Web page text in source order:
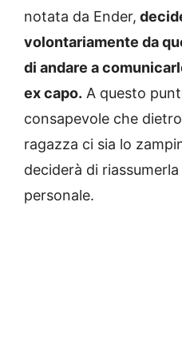
notata da Ender,
volontariamente da
di andare a
ex capo. A questo
consapevole che
ragazza ci sia lo
deciderà di
personale.